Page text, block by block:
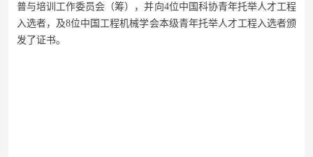
普与培训工作委员会（筹），并向4位中国科协青年托举人才工程
入选者，及8位中国工程机械学会本级青年托举人才工程入选者颁
发了证书。